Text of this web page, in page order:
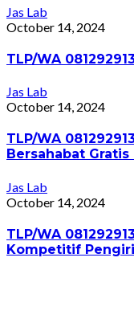
Jas Lab
October 14, 2024
TLP/WA
Jas Lab
October 14, 2024
TLP/WA
Bersahabat
Jas Lab
October 14, 2024
TLP/WA
Kompetitif